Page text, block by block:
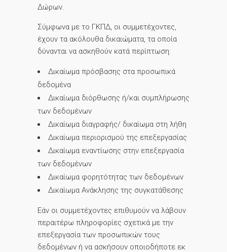
Δώρων.
Σύμφωνα με το ΓΚΠΔ, οι συμμετέχοντες,
έχουν τα ακόλουθα δικαιώματα, τα οποία
δύνανται να ασκηθούν κατά περίπτωση:
Δικαίωμα πρόσβασης στα προσωπικά
δεδομένα
Δικαίωμα διόρθωσης ή/και συμπλήρωσης
των δεδομένων
Δικαίωμα διαγραφής/ δικαίωμα στη λήθη
Δικαίωμα περιορισμού της επεξεργασίας
Δικαίωμα εναντίωσης στην επεξεργασία
των δεδομένων
Δικαίωμα φορητότητας των δεδομένων
Δικαίωμα Ανάκλησης της συγκατάθεσης
Εάν οι συμμετέχοντες επιθυμούν να λάβουν
περαιτέρω πληροφορίες σχετικά με την
επεξεργασία των προσωπικών τους
δεδομένων ή να ασκήσουν οποιοδήποτε εκ